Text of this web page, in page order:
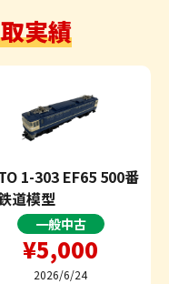
実績
1-303 EF65 500番
道模型
一般中古
¥5,000
2026/6/24